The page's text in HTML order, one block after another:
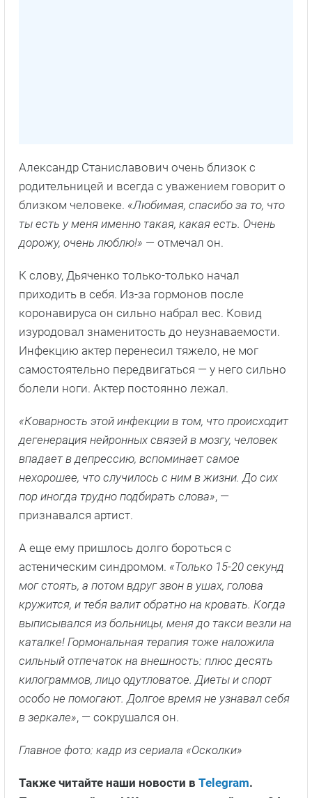
Александр Станиславович очень близок с
родительницей и всегда с уважением говорит о
близком человеке. «Любимая, спасибо за то, что
ты есть у меня именно такая, какая есть. Очень
дорожу, очень люблю!» — отмечал он.
К слову, Дьяченко только-только начал
приходить в себя. Из-за гормонов после
коронавируса он сильно набрал вес. Ковид
изуродовал знаменитость до неузнаваемости.
Инфекцию актер перенесил тяжело, не мог
самостоятельно передвигаться — у него сильно
болели ноги. Актер постоянно лежал.
«Коварность этой инфекции в том, что происходит
дегенерация нейронных связей в мозгу, человек
впадает в депрессию, вспоминает самое
нехорошее, что случилось с ним в жизни. До сих
пор иногда трудно подбирать слова», —
признавался артист.
А еще ему пришлось долго бороться с
астеническим синдромом. «Только 15-20 секунд
мог стоять, а потом вдруг звон в ушах, голова
кружится, и тебя валит обратно на кровать. Когда
выписывался из больницы, меня до такси везли на
каталке! Гормональная терапия тоже наложила
сильный отпечаток на внешность: плюс десять
килограммов, лицо одутловатое. Диеты и спорт
особо не помогают. Долгое время не узнавал себя
в зеркале», — сокрушался он.
Главное фото: кадр из сериала «Осколки»
Также читайте наши новости в Telegram.